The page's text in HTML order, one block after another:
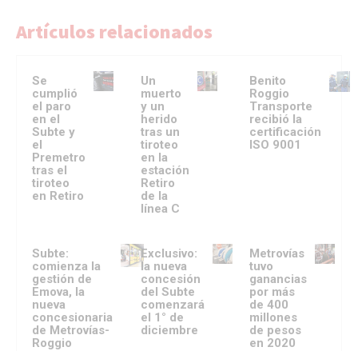
Artículos relacionados
Se
cumplió
el paro
en el
Subte y
el
Premetro
tras el
tiroteo
en Retiro
Un
muerto
y un
herido
tras un
tiroteo
en la
estación
Retiro
de la
línea C
Benito
Roggio
Transporte
recibió la
certificación
ISO 9001
Subte:
comienza la
gestión de
Emova, la
nueva
concesionaria
de Metrovías-
Roggio
Exclusivo:
la nueva
concesión
del Subte
comenzará
el 1° de
diciembre
Metrovías
tuvo
ganancias
por más
de 400
millones
de pesos
en 2020